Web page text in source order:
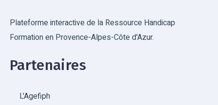
Plateforme interactive de la Ressource Handicap
Formation en Provence-Alpes-Côte d'Azur.
Partenaires
L'Agefiph